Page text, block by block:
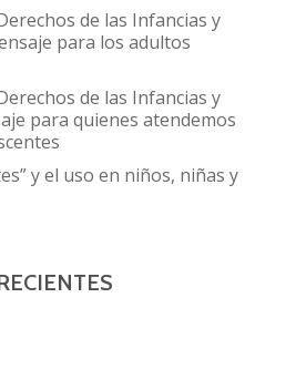
de las Infancias y
para los adultos
de las Infancias y
para quienes atendemos
y el uso en niños, niñas y